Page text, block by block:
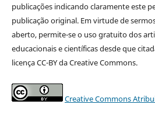
publicações indicando claramente este
publicação original. Em virtude de
aberto, permite-se o uso gratuito dos
educacionais e científicas desde que
licença CC-BY da Creative Commons.
Creative Commons